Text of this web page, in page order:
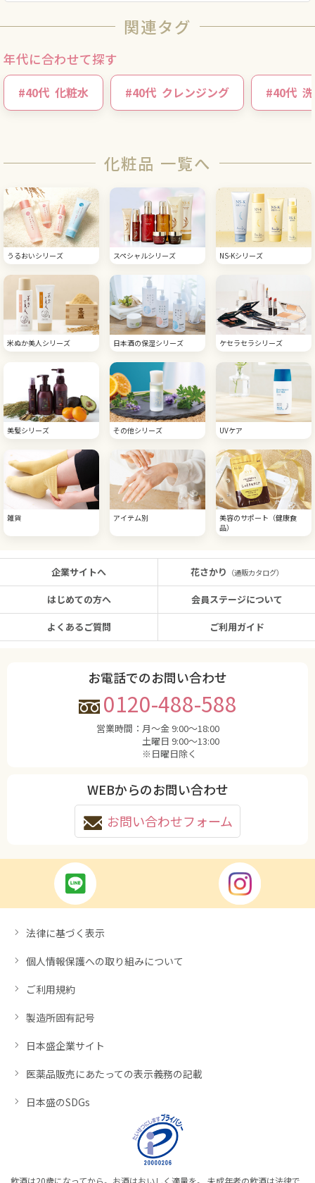
関連タグ
年代に合わせて探す
#40代 化粧水 #40代 クレンジング #40代
化粧品 一覧へ
うるおいシリーズ スペシャルシリーズ NS-Kシリーズ
米ぬか美人シリーズ 日本酒の保湿シリーズ ケセラセラシリーズ
美髪シリーズ その他シリーズ UVケア
雑貨 アイテム別
美容のサポート（健康食
品）
企業サイトへ
はじめての方へ
よくあるご質問
花さかり （通販カタログ）
会員ステージについて
ご利用ガイド
お電話でのお問い合わせ
0120-488-588
営業時間： 月〜金 9:00〜18:00
土曜日 9:00〜13:00
※日曜日除く
WEBからのお問い合わせ
お問い合わせフォーム
法律に基づく表示
個人情報保護への取り組みについて
ご利用規約
製造所固有記号
日本盛企業サイト
医薬品販売にあたっての表示義務の記載
日本盛のSDGs
飲酒は20歳になってから。お酒はおいしく適量を。 未成年者の飲酒は法律で